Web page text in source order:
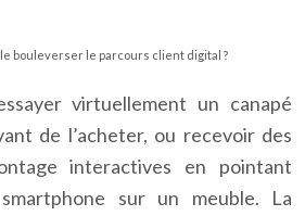
bouleverser le parcours client digital ?
virtuellement un canapé
de l’acheter, ou recevoir des
interactives en pointant
sur un meuble. La